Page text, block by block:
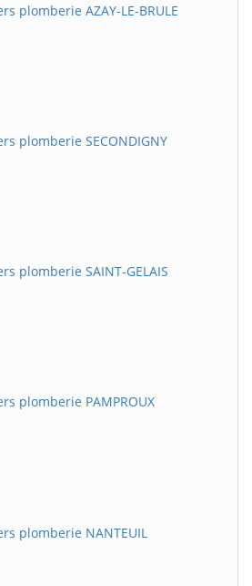
plomberie AZAY-LE-BRULE
plomberie SECONDIGNY
plomberie SAINT-GELAIS
plomberie PAMPROUX
plomberie NANTEUIL